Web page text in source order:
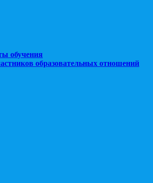
обучения
образовательных отношений